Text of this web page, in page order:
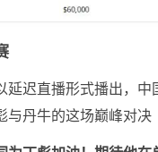
延迟直播形式播出，中
与丹牛的这场巅峰对决